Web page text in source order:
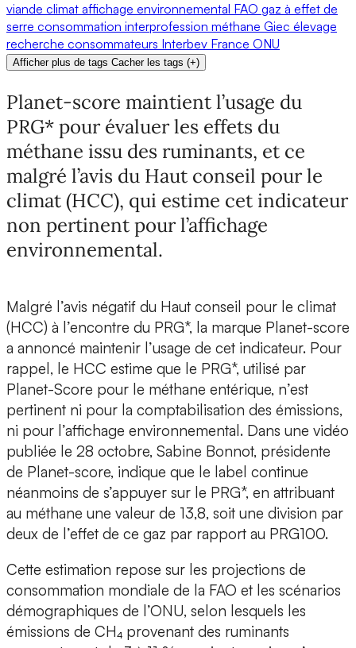
viande climat affichage environnemental FAO gaz à effet de
serre consommation interprofession méthane Giec élevage
recherche consommateurs Interbev France ONU
Afficher plus de tags Cacher les tags (+)
Planet-score maintient l’usage du
PRG* pour évaluer les effets du
méthane issu des ruminants, et ce
malgré l’avis du Haut conseil pour le
climat (HCC), qui estime cet indicateur
non pertinent pour l’affichage
environnemental.
Malgré l’avis négatif du Haut conseil pour le climat
(HCC) à l’encontre du PRG*, la marque Planet-score
a annoncé maintenir l’usage de cet indicateur. Pour
rappel, le HCC estime que le PRG*, utilisé par
Planet-Score pour le méthane entérique, n’est
pertinent ni pour la comptabilisation des émissions,
ni pour l’affichage environnemental. Dans une vidéo
publiée le 28 octobre, Sabine Bonnot, présidente
de Planet-score, indique que le label continue
néanmoins de s’appuyer sur le PRG*, en attribuant
au méthane une valeur de 13,8, soit une division par
deux de l’effet de ce gaz par rapport au PRG100.
Cette estimation repose sur les projections de
consommation mondiale de la FAO et les scénarios
démographiques de l’ONU, selon lesquels les
émissions de CH₄ provenant des ruminants